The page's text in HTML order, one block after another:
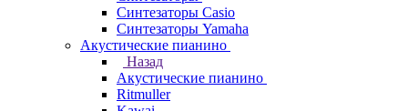
Синтезаторы Casio
Синтезаторы Yamaha
Акустические пианино
Назад
Акустические пианино
Ritmuller